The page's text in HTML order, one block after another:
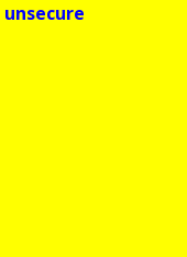
unsecure